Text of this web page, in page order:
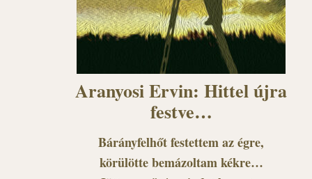
Aranyosi Ervin: Hittel újra
festve…
Bárányfelhőt festettem az égre,
körülötte bemázoltam kékre…